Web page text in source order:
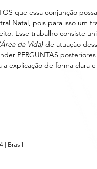
que essa conjunção
Natal, pois para isso um
Esse trabalho consiste
da Vida) de atuação
PERGUNTAS
explicação de forma clara
| Brasil